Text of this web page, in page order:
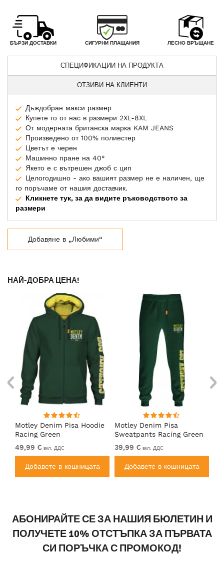
БЪРЗИ ДОСТАВКИ СИГУРНИ ПЛАЩАНИЯ ЛЕСНО ВРЪЩАНЕ
СПЕЦИФИКАЦИИ НА ПРОДУКТА
ОТЗИВИ НА КЛИЕНТИ
Дъждобран макси размер
Купете го от нас в размери 2XL-8XL
От модерната британска марка KAM JEANS
Произведено от 100% полиестер
Цветът е черен
Машинно пране на 40°
Якето е с вътрешен джоб с цип
Целогодишно - ако вашият размер не е наличен, ще
го поръчаме от нашия доставчик.
Кликнете тук, за да видите ръководството за
размери
Добавяне в „Любими“
НАЙ-ДОБРА ЦЕНА!
Motley Denim Pisa Hoodie
Racing Green
49,99 € вкл. ДДС
Добавете в кошницата
Motley Denim Pisa
Sweatpants Racing Green
39,99 € вкл. ДДС
Добавете в кошницата
АБОНИРАЙТЕ СЕ ЗА НАШИЯ БЮЛЕТИН И
ПОЛУЧЕТЕ 10% ОТСТЪПКА ЗА ПЪРВАТА
СИ ПОРЪЧКА С ПРОМОКОД!